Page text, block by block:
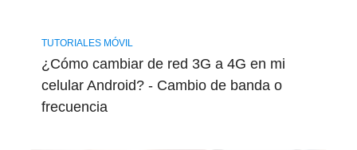
TUTORIALES MÓVIL
¿Cómo cambiar de red 3G a 4G en mi
celular Android? - Cambio de banda o
frecuencia